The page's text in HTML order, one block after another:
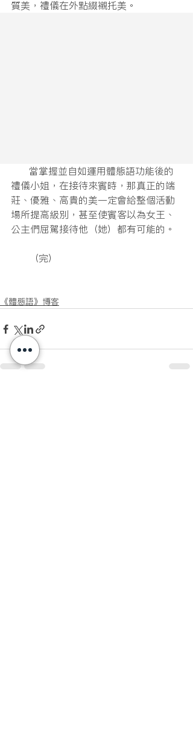
質美，禮儀在外點綴襯托美。
禮儀小姐，在接待來賓時，那真正的端
莊、優雅、高貴的美一定會給整個活動
場所提高級別，甚至使賓客以為女王、
公主們屈駕接待他（她）都有可能的。
（完）
《體態語》博客